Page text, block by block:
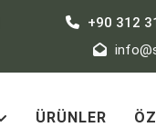
+90 312
ÜRÜNLER